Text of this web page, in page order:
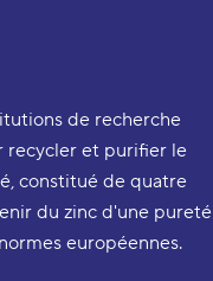
de recherche
recycler et purifier le
constitué de quatre
du zinc d'une pureté
européennes.